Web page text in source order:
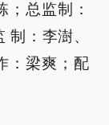
；总监制：
：李澍、
：梁爽；配